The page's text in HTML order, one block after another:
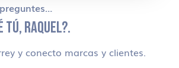
TÚ, RAQUEL?.
y conecto marcas y clientes.